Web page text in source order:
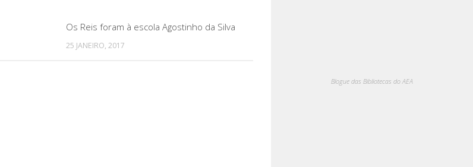
Os Reis foram à escola Agostinho da Silva
25 JANEIRO, 2017
Blogue das Bibliotecas do AEA